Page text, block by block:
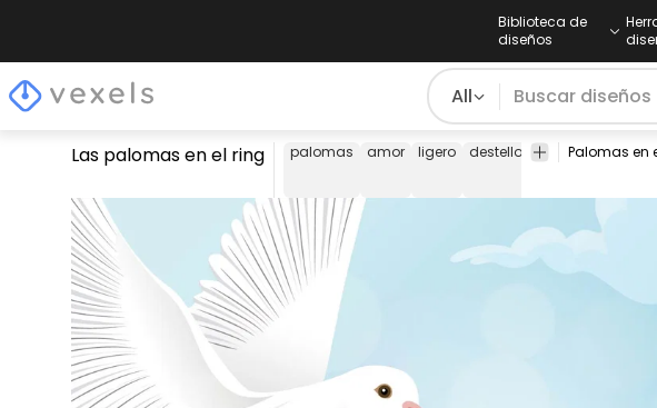
Biblioteca de
diseños
All
Las palomas en el ring palomas amor ligero destello
el
amantes
Palomas en